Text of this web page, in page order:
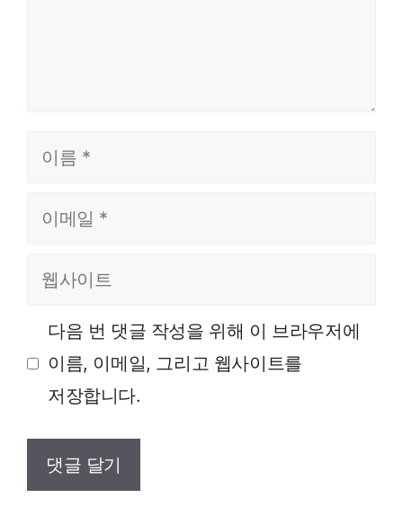
이름
이메일
웹사이트
다음 번 댓글 작성을 위해 이 브라우저에
이름, 이메일, 그리고 웹사이트를
저장합니다.